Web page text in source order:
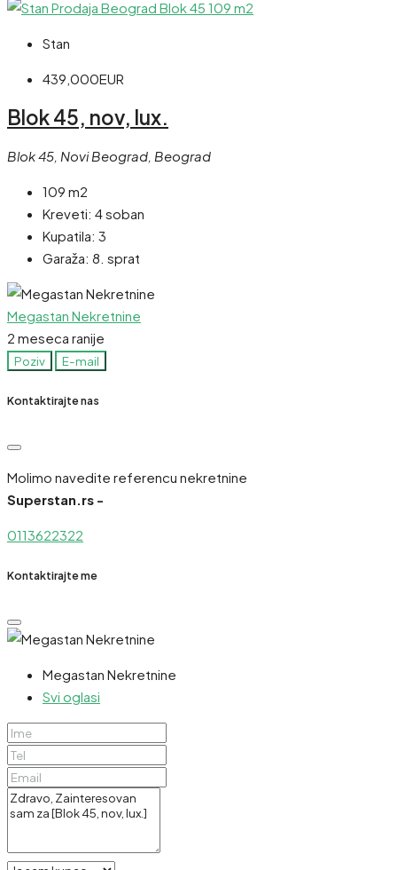
Stan
439,000EUR
Blok 45, nov, lux.
Blok 45, Novi Beograd, Beograd
109 m2
Kreveti: 4 soban
Kupatila: 3
Garaža: 8. sprat
Megastan Nekretnine
2 meseca ranije
Poziv E-mail
Kontaktirajte nas
Molimo navedite referencu nekretnine
Superstan.rs -
0113622322
Kontaktirajte me
Megastan Nekretnine
Svi oglasi